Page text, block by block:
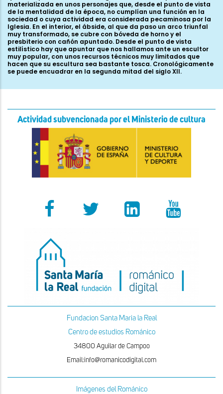
materializada en unos personajes que, desde el punto de vista
de la mentalidad de la época, no cumplían una función en la
sociedad o cuya actividad era considerada pecaminosa por la
Iglesia. En el interior, el ábside, al que da paso un arco triunfal
muy transformado, se cubre con bóveda de horno y el
presbiterio con cañón apuntado. Desde el punto de vista
estilístico hay que apuntar que nos hallamos ante un escultor
muy popular, con unos recursos técnicos muy limitados que
hacen que su escultura sea bastante tosca. Cronológicamente
se puede encuadrar en la segunda mitad del siglo XII.
Actividad subvencionada por el Ministerio de cultura
Fundacion Santa Maria la Real
Centro de estudios Románico
34800 Aguilar de Campoo
Email:info@romanicodigital.com
Imágenes del Románico